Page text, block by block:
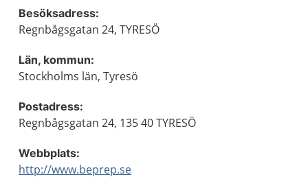
Besöksadress:
Regnbågsgatan 24, TYRESÖ
Län, kommun:
Stockholms län, Tyresö
Postadress:
Regnbågsgatan 24, 135 40 TYRESÖ
Webbplats:
http://www.beprep.se